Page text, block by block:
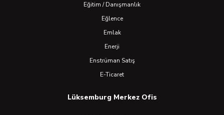
Eğitim / Danışmanlık
Eğlence
Emlak
Enerji
Enstrüman Satış
E-Ticaret
Lüksemburg Merkez Ofis